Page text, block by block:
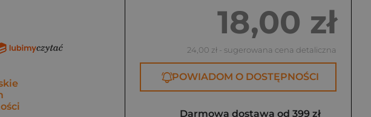
18,00 zł
24,00 zł - sugerowana cena detaliczna
POWIADOM O DOSTĘPNOŚCI
Darmowa dostawa od 399 zł